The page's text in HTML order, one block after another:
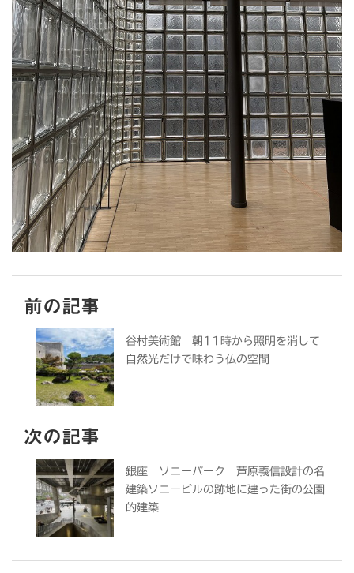
前の記事
谷村美術館 朝11時から照明を消して
自然光だけで味わう仏の空間
次の記事
銀座 ソニーパーク 芦原義信設計の名
建築ソニービルの跡地に建った街の公園
的建築